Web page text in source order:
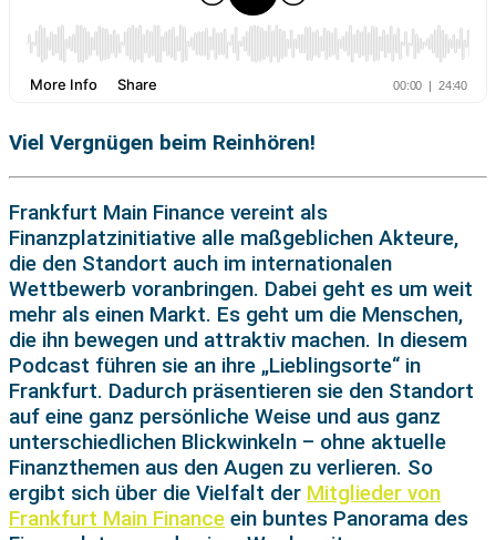
Viel Vergnügen beim Reinhören!
Frankfurt Main Finance vereint als
Finanzplatzinitiative alle maßgeblichen Akteure,
die den Standort auch im internationalen
Wettbewerb voranbringen. Dabei geht es um weit
mehr als einen Markt. Es geht um die Menschen,
die ihn bewegen und attraktiv machen. In diesem
Podcast führen sie an ihre „Lieblingsorte“ in
Frankfurt. Dadurch präsentieren sie den Standort
auf eine ganz persönliche Weise und aus ganz
unterschiedlichen Blickwinkeln – ohne aktuelle
Finanzthemen aus den Augen zu verlieren. So
ergibt sich über die Vielfalt der Mitglieder von
Frankfurt Main Finance ein buntes Panorama des